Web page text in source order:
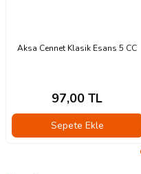
Aksa Cennet Klasik Esans 5 CC
97,00 TL
Sepete Ekle